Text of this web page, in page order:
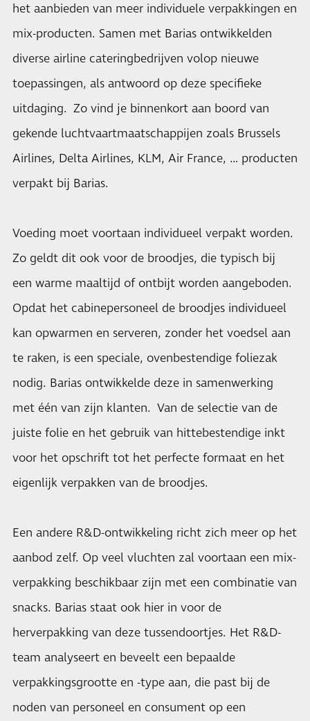
het aanbieden van meer individuele verpakkingen en
mix-producten. Samen met Barias ontwikkelden
diverse airline cateringbedrijven volop nieuwe
toepassingen, als antwoord op deze specifieke
uitdaging. Zo vind je binnenkort aan boord van
gekende luchtvaartmaatschappijen zoals Brussels
Airlines, Delta Airlines, KLM, Air France, … producten
verpakt bij Barias.
Voeding moet voortaan individueel verpakt worden.
Zo geldt dit ook voor de broodjes, die typisch bij
een warme maaltijd of ontbijt worden aangeboden.
Opdat het cabinepersoneel de broodjes individueel
kan opwarmen en serveren, zonder het voedsel aan
te raken, is een speciale, ovenbestendige foliezak
nodig. Barias ontwikkelde deze in samenwerking
met één van zijn klanten. Van de selectie van de
juiste folie en het gebruik van hittebestendige inkt
voor het opschrift tot het perfecte formaat en het
eigenlijk verpakken van de broodjes.
Een andere R&D-ontwikkeling richt zich meer op het
aanbod zelf. Op veel vluchten zal voortaan een mix-
verpakking beschikbaar zijn met een combinatie van
snacks. Barias staat ook hier in voor de
herverpakking van deze tussendoortjes. Het R&D-
team analyseert en beveelt een bepaalde
verpakkingsgrootte en -type aan, die past bij de
noden van personeel en consument op een